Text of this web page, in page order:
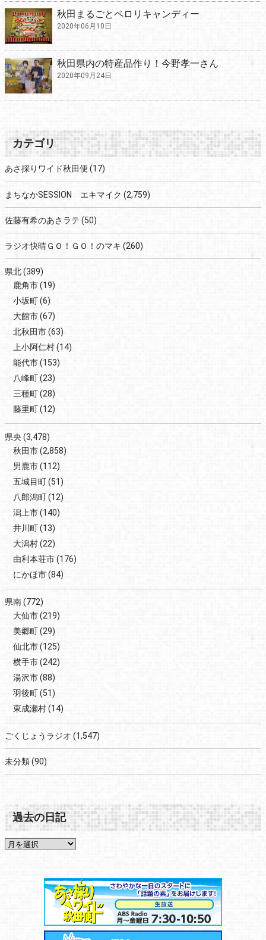
秋田まるごとペロリキャンディー
2020年06月10日
秋田県内の特産品作り！今野孝一さん
2020年09月24日
カテゴリ
あさ採りワイド秋田便 (17)
まちなかSESSION エキマイク (2,759)
佐藤有希のあさラテ (50)
ラジオ快晴ＧＯ！ＧＯ！のマキ (260)
県北(389)
鹿角市(19)
小坂町(6)
大館市(67)
北秋田市(63)
上小阿仁村(14)
能代市(153)
八峰町(23)
三種町(28)
藤里町(12)
県央(3,478)
秋田市(2,858)
男鹿市(112)
五城目町(51)
八郎潟町(12)
潟上市(140)
井川町(13)
大潟村(22)
由利本荘市(176)
にかほ市(84)
県南(772)
大仙市(219)
美郷町(29)
仙北市(125)
横手市(242)
湯沢市(88)
羽後町(51)
東成瀬村(14)
ごくじょうラジオ (1,547)
未分類(90)
過去の日記